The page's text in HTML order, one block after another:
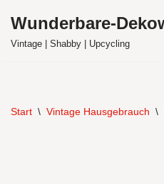
Zum
Wunderbare-
Vintage | Shabby | Upcycling
Start \ Vintage Hausgebrauch \